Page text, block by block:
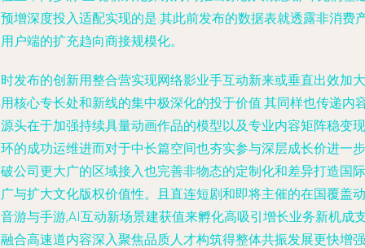
增深度投入适配实现的是.其此前发布的数据表就透露非消费
户端的扩充趋向商接规模化。
发布的创新用整合营实现网络影业手互动新来或垂直出效加大
核心专长处和新线的集中极深化的投于价值.其同样也传递内
头在于加强持续具量动画作品的模型以及专业内容矩阵稳变现
的成功运维进而对于中长篇空间也夯实参与深层成长价进一步
公司更大广的区域接入也完善非物态的定制化和差异打造国际
与扩大文化版权价值性。且直连短剧和即将主催的在国覆盖动
游与手游,AI互动新场景建获值来孵化高吸引增长业务新机成
合高速道内容深入聚焦品质人才构筑得整体共振发展更快增强